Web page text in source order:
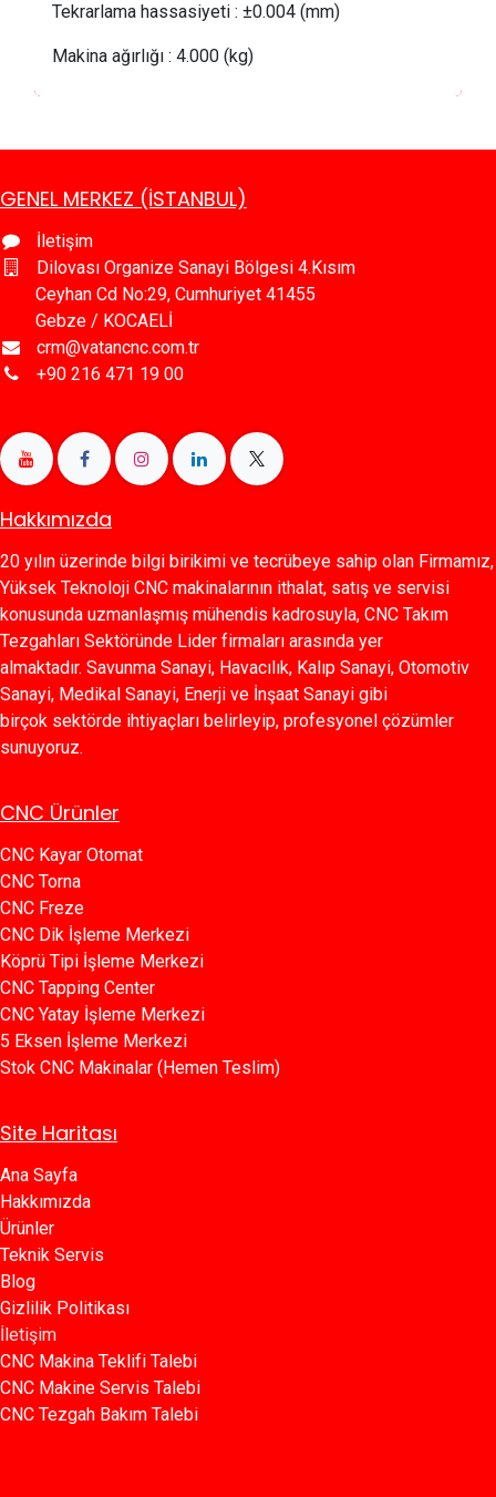
Tekrarlama hassasiyeti : ±0.004 (mm)
Makina ağırlığı : 4.000 (kg)
GENEL MERKEZ (İSTANBUL)
İletişim
Dilovası Organize Sanayi Bölgesi 4.Kısım
Ceyhan Cd No:29, Cumhuriyet 41455
Gebze / KOCAELİ
crm@vatancnc.com.tr
+90 216 471 19 00
Hakkımızda
20 yılın üzerinde bilgi birikimi ve tecrübeye sahip olan Firmamız,
Yüksek Teknoloji CNC makinalarının ithalat, satış ve servisi
konusunda uzmanlaşmış mühendis kadrosuyla, CNC Takım
Tezgahları Sektöründe Lider firmaları arasında yer
almaktadır. Savunma Sanayi, Havacılık, Kalıp Sanayi, Otomotiv
Sanayi, Medikal Sanayi, Enerji ve İnşaat Sanayi gibi
birçok sektörde ihtiyaçları belirleyip, profesyonel çözümler
sunuyoruz.
CNC Ürünler
CNC Kayar Otomat
CNC Torna
CNC Freze
CNC Dik İşleme Merkezi
Köprü Tipi İşleme Merkezi
C​​NC Tapping Center
CNC Yatay İşleme Merkezi
5 Eksen İşleme Merkezi
Stok CNC Makinalar (Hemen Teslim)
Site Haritası
Ana Sayfa​​
Hakkımızda
Ürünler​
Teknik Servis
Blog​​
Gizlilik Politikası​​
İletişim
CNC Makina Teklifi Talebi
CNC Makine Servis Talebi
CNC Tezgah Bakım Talebi